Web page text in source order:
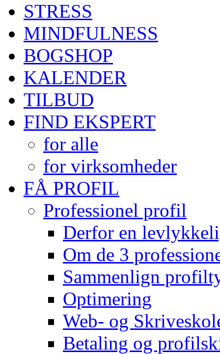
STRESS
MINDFULNESS
BOGSHOP
KALENDER
TILBUD
FIND EKSPERT
for alle
for virksomheder
FÅ PROFIL
Professionel profil
Derfor en
Om de 3
Sammenlign
Optimering
Web- og
Betaling og